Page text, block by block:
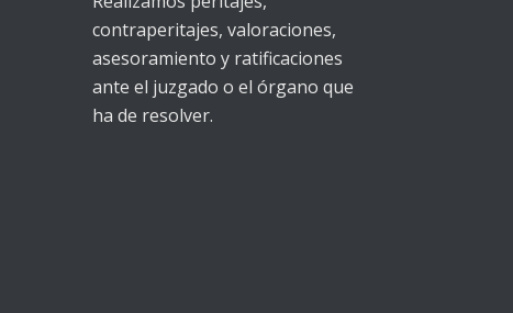
contraperitajes, valoraciones,
asesoramiento y ratificaciones
ante el juzgado o el órgano que
ha de resolver.